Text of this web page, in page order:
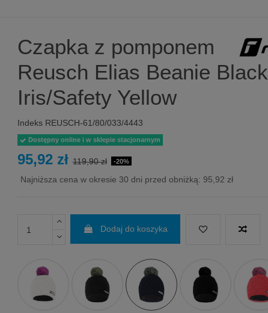
Czapka z pomponem
Reusch Elias Beanie Black
Iris/Safety Yellow
Indeks REUSCH-61/80/033/4443
Dostępny online i w sklepie stacjonarnym
95,92 zł 119,90 zł -20%
Najniższa cena w okresie 30 dni przed obniżką: 95,92 zł
Dodaj do koszyka